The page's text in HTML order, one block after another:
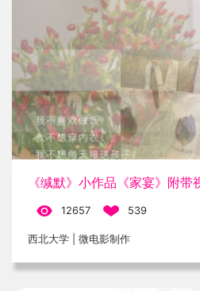
《缄默》小作品《家宴》附带
12657 539
西北大学 | 微电影制作